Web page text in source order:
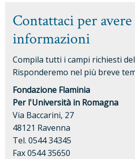
Contattaci per
informazioni
Compila tutti i campi richiesti
Risponderemo nel più breve
Fondazione Flaminia
Per l'Università in Romagna
Via Baccarini, 27
48121 Ravenna
Tel. 0544 34345
Fax 0544 35650